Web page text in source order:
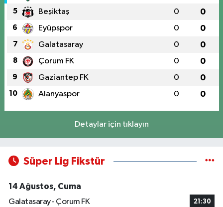
5 Beşiktaş 0 0
6 Eyüpspor 0 0
7 Galatasaray 0 0
8 Çorum FK 0 0
9 Gaziantep FK 0 0
10 Alanyaspor 0 0
Detaylar için tıklayın
Süper Lig Fikstür
14 Ağustos, Cuma
Galatasaray - Çorum FK
21:30